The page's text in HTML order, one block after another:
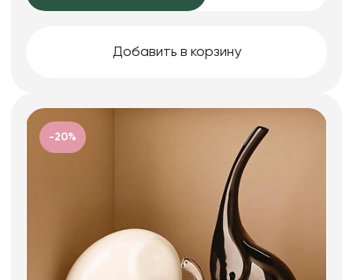
Добавить в корзину
-20%